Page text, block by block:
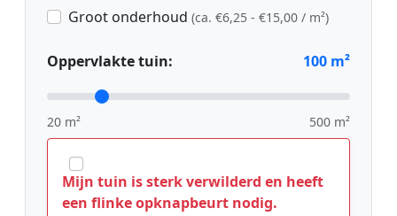
Groot onderhoud (ca. €6,25 - €15,00 / m²)
Oppervlakte tuin: 100 m²
20 m² 500 m²
Mijn tuin is sterk verwilderd en heeft
een flinke opknapbeurt nodig.